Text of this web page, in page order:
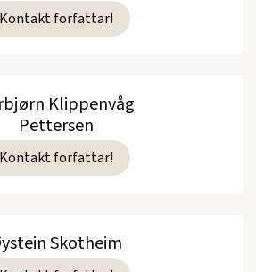
Kontakt forfattar!
Klippenvåg
Pettersen
Kontakt forfattar!
Skotheim